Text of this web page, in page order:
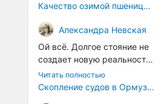
Качество озимой пшеницы 2026 год
Александра Невская
Ой всё. Долгое стояние не
создает новую реальность.
Морские организмы всегда
накапливаются на судах.
Читать полностью
Скопление судов в Ормузском проливе грозит катастрофическим распространением инвазивных видов